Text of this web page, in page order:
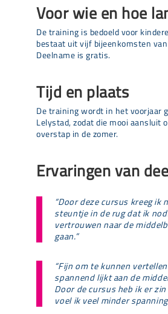
Voor wie en hoe
De training is bedoeld voor
bestaat uit vijf bijeenkomsten
Deelname is gratis.
Tijd en plaats
De training wordt in het voorjaar
Lelystad, zodat die mooi aansluit
overstap in de zomer.
Ervaringen van
“Door deze cursus kreeg ik
steuntje in de rug dat ik
vertrouwen naar de
gaan.”
“Fijn om te kunnen
spannend lijkt aan de
Door de cursus heb ik er
voel ik veel minder